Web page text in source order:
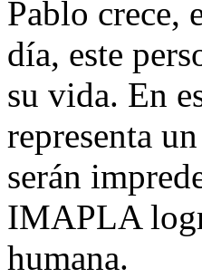
Pablo crece,
día, este
su vida. En
representa
serán
IMAPLA
humana.